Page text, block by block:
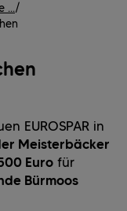
.../
EUROSPAR in
Meisterbäcker
Euro für
Bürmoos